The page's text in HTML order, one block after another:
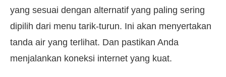
yang sesuai dengan alternatif yang paling sering
dipilih dari menu tarik-turun. Ini akan menyertakan
tanda air yang terlihat. Dan pastikan Anda
menjalankan koneksi internet yang kuat.